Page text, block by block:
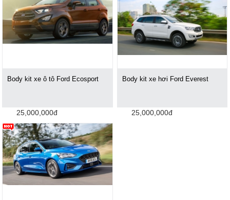
Body kit xe ô tô Ford Ecosport
25,000,000đ
Body kit xe hơi Ford Everest
25,000,000đ